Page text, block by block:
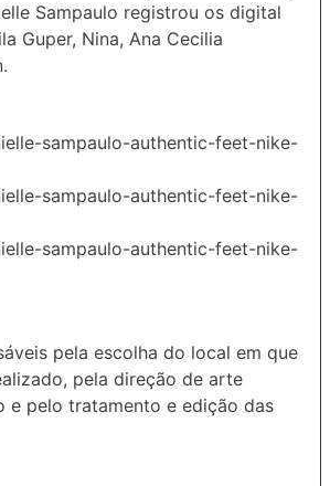
Sampaulo registrou os digital
Guper, Nina, Ana Cecilia
pela escolha do local em que
pela direção de arte
e pelo tratamento e edição das